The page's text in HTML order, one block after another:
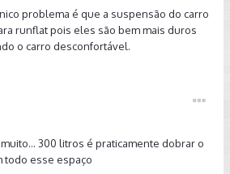
problema é que a suspensão do carro
runflat pois eles são bem mais duros
o carro desconfortável.
300 litros é praticamente dobrar o
todo esse espaço